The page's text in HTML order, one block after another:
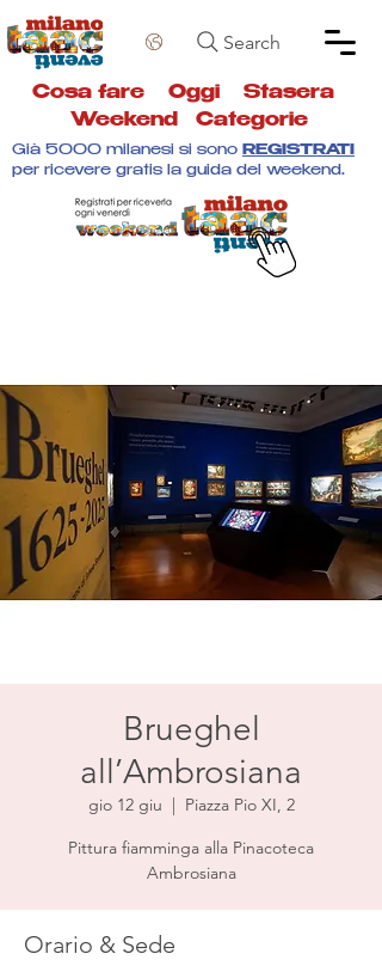
Search
Cosa fare Oggi Stasera
Weekend
Categorie
Già 5000 milanesi si sono REGISTRATI
per ricevere gratis la guida del weekend.
Brueghel
all’Ambrosiana
gio 12 giu
  |
Piazza Pio XI, 2
Pittura fiamminga alla Pinacoteca
Ambrosiana
Orario & Sede